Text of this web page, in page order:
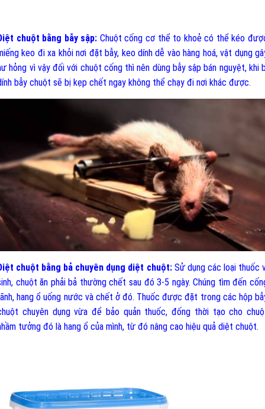
chuột bằng bẫy sập: Chuột cống cơ thể to khoẻ có thể kéo
keo đi xa khỏi nơi đặt bẫy, keo dính dễ vào hàng hoá, vật dụng
hỏng vì vậy đối với chuột cống thì nên dùng bẫy sập bán nguyệt, khi
bẫy chuột sẽ bị kẹp chết ngay không thể chạy đi nơi khác được.
chuột bằng bả chuyên dụng diệt chuột:Sử dụng các loại thuốc
chuột ăn phải bả thường chết sau đó 3-5 ngày. Chúng tìm đến
hang ổ uống nước và chết ở đó. Thuốc được đặt trong các hộp
chuyên dụng vừa để bảo quản thuốc, đống thời tạo cho
tưởng đó là hang ổ của mình, từ đó nâng cao hiệu quả diệt chuột.